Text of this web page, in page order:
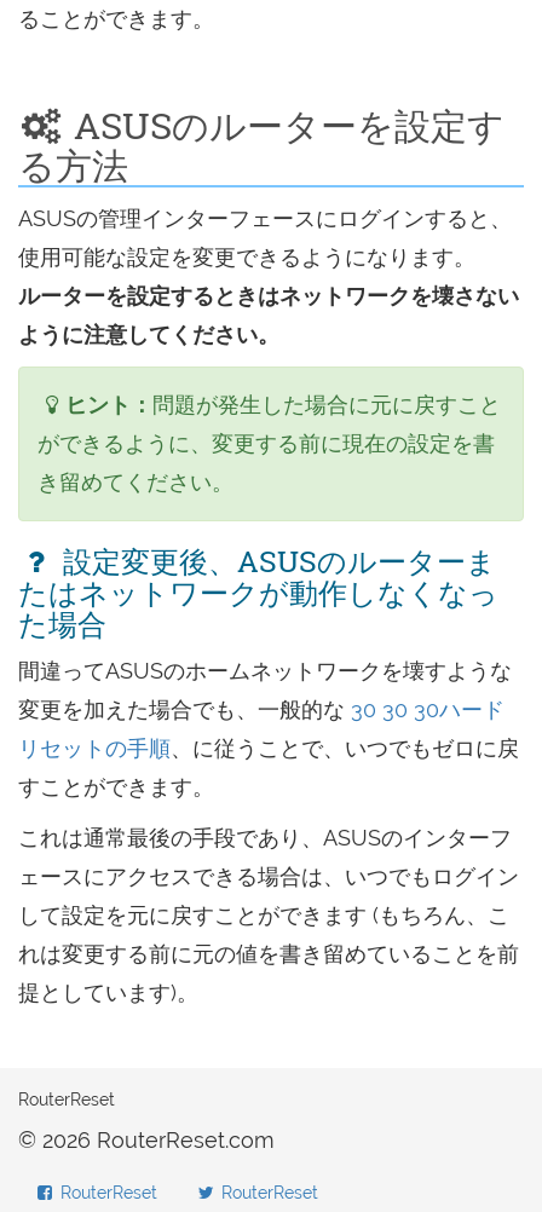
ることができます。
ASUSのルーターを設定す
る方法
ASUSの管理インターフェースにログインすると、
使用可能な設定を変更できるようになります。
ルーターを設定するときはネットワークを壊さない
ように注意してください。
ヒント： 問題が発生した場合に元に戻すこと
ができるように、変更する前に現在の設定を書
き留めてください。
設定変更後、ASUSのルーターま
たはネットワークが動作しなくなっ
た場合
間違ってASUSのホームネットワークを壊すような
変更を加えた場合でも、一般的な 30 30 30ハード
リセットの手順、に従うことで、いつでもゼロに戻
すことができます。
これは通常最後の手段であり、ASUSのインターフ
ェースにアクセスできる場合は、いつでもログイン
して設定を元に戻すことができます (もちろん、こ
れは変更する前に元の値を書き留めていることを前
提としています)。
RouterReset
© 2026 RouterReset.com
RouterReset RouterReset